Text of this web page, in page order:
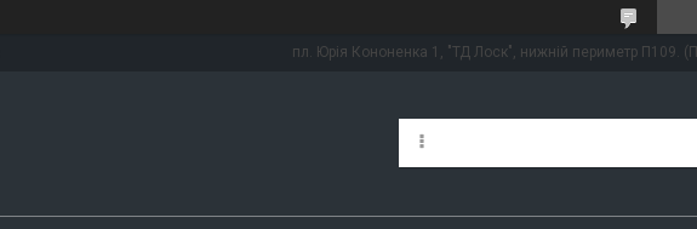
пл. Юрія Кононенка 1, "ТД Лоск", нижній периметр П109.